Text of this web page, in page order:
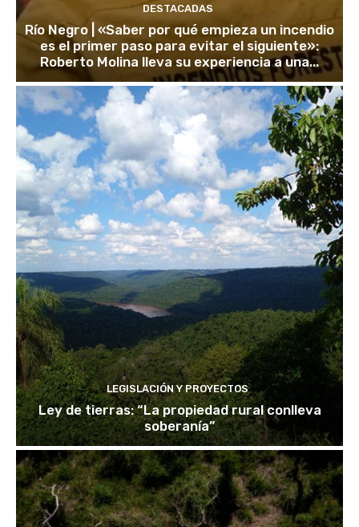
DESTACADAS
Río Negro | «Saber por qué empieza un incendio
es el primer paso para evitar el siguiente»:
Roberto Molina lleva su experiencia a una...
LEGISLACIÓN Y PROYECTOS
Ley de tierras: “La propiedad rural conlleva
soberanía”